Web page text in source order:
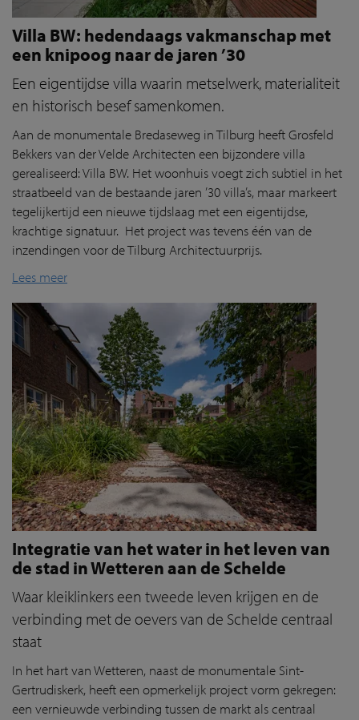
Villa BW: hedendaags vakmanschap met
een knipoog naar de jaren ’30
Een eigentijdse villa waarin metselwerk, materialiteit
en historisch besef samenkomen.
Aan de monumentale Bredaseweg in Tilburg heeft Grosfeld
Bekkers van der Velde Architecten een bijzondere villa
gerealiseerd: Villa BW. Het woonhuis voegt zich subtiel in het
straatbeeld van de bestaande jaren ’30 villa’s, maar markeert
tegelijkertijd een nieuwe tijdslaag met een eigentijdse,
krachtige signatuur. Het project was tevens één van de
inzendingen voor de Tilburg Architectuurprijs.
Lees meer
Integratie van het water in het leven van
de stad in Wetteren aan de Schelde
Waar kleiklinkers een tweede leven krijgen en de
verbinding met de oevers van de Schelde centraal
staat
In het hart van Wetteren, naast de monumentale Sint-
Gertrudiskerk, heeft een opmerkelijk project vorm gekregen:
een vernieuwde verbinding tussen de markt als centraal